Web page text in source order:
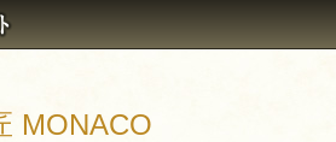
MONACO